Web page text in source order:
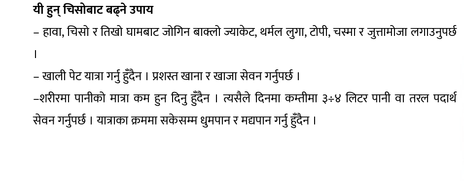
यी हुन् चिसोबाट बढ्ने उपाय
– हावा, चिसो र तिखो घामबाट जोगिन बाक्लो ज्याकेट, थर्मल लुगा, टोपी, चस्मा र जुत्तामोजा लगाउनुपर्छ
।
– खाली पेट यात्रा गर्नु हुँदैन । प्रशस्त खाना र खाजा सेवन गर्नुपर्छ ।
–शरीरमा पानीको मात्रा कम हुन दिनु हुँदैन । त्यसैले दिनमा कम्तीमा ३÷४ लिटर पानी वा तरल पदार्थ
सेवन गर्नुपर्छ । यात्राका क्रममा सकेसम्म धुमपान र मद्यपान गर्नु हुँदैन ।